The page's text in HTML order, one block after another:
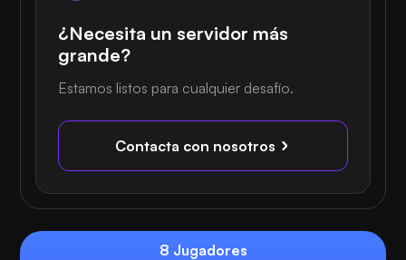
¿Necesita un servidor más
grande?
Estamos listos para cualquier desafío.
Contacta con nosotros
8 Jugadores